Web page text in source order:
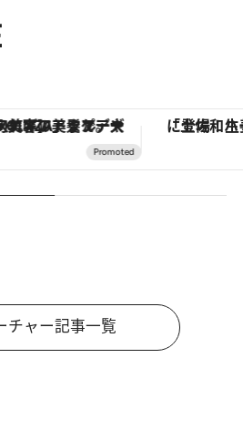
ら、特別な名入れギフトまで。大人のための「ReFa GINZA」クルーズ
チャー記事一覧